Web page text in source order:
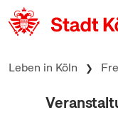
zum Inhalt springen
Leben in Köln